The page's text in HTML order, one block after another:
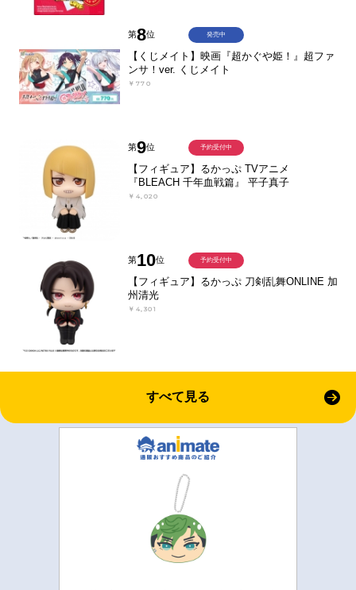
第8位
【くじメイト】映画『超かぐや姫！』超ファ
ンサ！ver. くじメイト
￥770
発売中
第9位
【フィギュア】るかっぷ TVアニメ
『BLEACH 千年血戦篇』 平子真子
￥4,020
予約受付中
第10位
【フィギュア】るかっぷ 刀剣乱舞ONLINE 加
州清光
￥4,301
予約受付中
すべて見る